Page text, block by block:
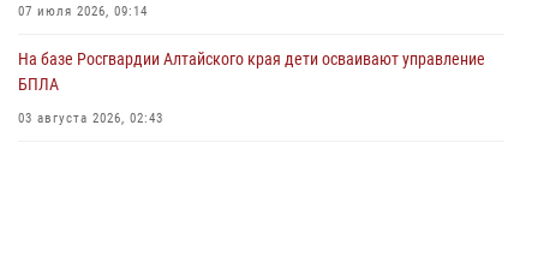
07 июля 2026, 09:14
На базе Росгвардии Алтайского края дети осваивают управление
БПЛА
03 августа 2026, 02:43